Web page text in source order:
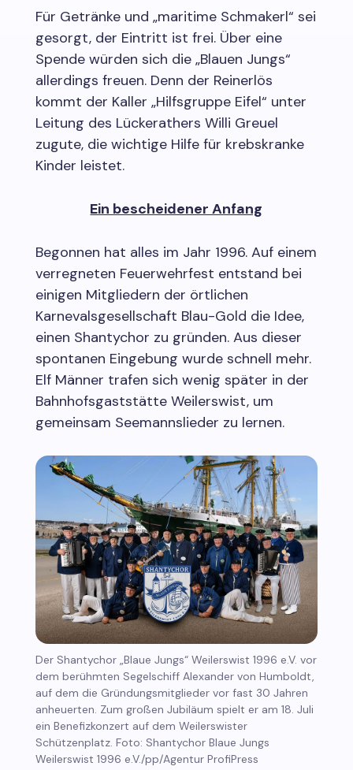
Für Getränke und „maritime Schmakerl“ sei
gesorgt, der Eintritt ist frei. Über eine
Spende würden sich die „Blauen Jungs“
allerdings freuen. Denn der Reinerlös
kommt der Kaller „Hilfsgruppe Eifel“ unter
Leitung des Lückerathers Willi Greuel
zugute, die wichtige Hilfe für krebskranke
Kinder leistet.
Ein bescheidener Anfang
Begonnen hat alles im Jahr 1996. Auf einem
verregneten Feuerwehrfest entstand bei
einigen Mitgliedern der örtlichen
Karnevalsgesellschaft Blau-Gold die Idee,
einen Shantychor zu gründen. Aus dieser
spontanen Eingebung wurde schnell mehr.
Elf Männer trafen sich wenig später in der
Bahnhofsgaststätte Weilerswist, um
gemeinsam Seemannslieder zu lernen.
Der Shantychor „Blaue Jungs“ Weilerswist 1996 e.V. vor
dem berühmten Segelschiff Alexander von Humboldt,
auf dem die Gründungsmitglieder vor fast 30 Jahren
anheuerten. Zum großen Jubiläum spielt er am 18. Juli
ein Benefizkonzert auf dem Weilerswister
Schützenplatz. Foto: Shantychor Blaue Jungs
Weilerswist 1996 e.V./pp/Agentur ProfiPress